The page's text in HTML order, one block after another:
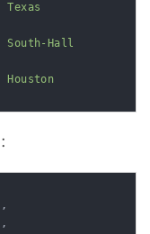
Hall
,
,